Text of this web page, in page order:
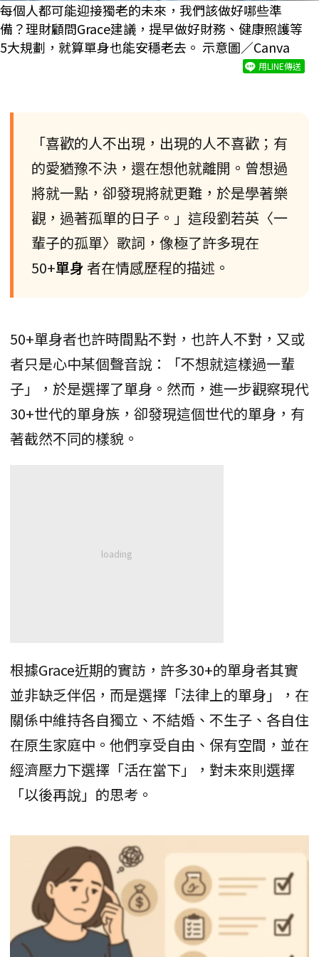
每個人都可能迎接獨老的未來，我們該做好哪些準
備？理財顧問Grace建議，提早做好財務、健康照護等
5大規劃，就算單身也能安穩老去。 示意圖／Canva
用LINE傳送
「喜歡的人不出現，出現的人不喜歡；有
的愛猶豫不決，還在想他就離開。曾想過
將就一點，卻發現將就更難，於是學著樂
觀，過著孤單的日子。」這段劉若英〈一
輩子的孤單〉歌詞，像極了許多現在
50+單身 者在情感歷程的描述。
50+單身者也許時間點不對，也許人不對，又或
者只是心中某個聲音說：「不想就這樣過一輩
子」，於是選擇了單身。然而，進一步觀察現代
30+世代的單身族，卻發現這個世代的單身，有
著截然不同的樣貌。
根據Grace近期的實訪，許多30+的單身者其實
並非缺乏伴侶，而是選擇「法律上的單身」，在
關係中維持各自獨立、不結婚、不生子、各自住
在原生家庭中。他們享受自由、保有空間，並在
經濟壓力下選擇「活在當下」，對未來則選擇
「以後再說」的思考。